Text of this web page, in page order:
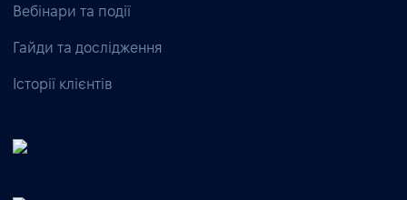
Вебінари та події
Гайди та дослідження
Історії клієнтів